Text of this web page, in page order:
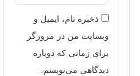
ذخیره نام، ایمیل و
وبسایت من در مرورگر
برای زمانی که دوباره
دیدگاهی می‌نویسم.